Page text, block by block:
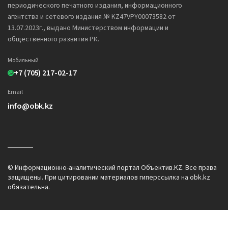
периодического печатного издания, информационного
агентства и сетевого издания № KZ47VPY00073582 от
13.07.2023г., выдано Министерством информации и
общественного развития РК.
Мобильный
+7 (705) 217-02-17
Email
info@obk.kz
© Информационно-аналитический портал Объектив.KZ. Все права
защищены. При цитировании материалов гиперссылка на obk.kz
обязательна.